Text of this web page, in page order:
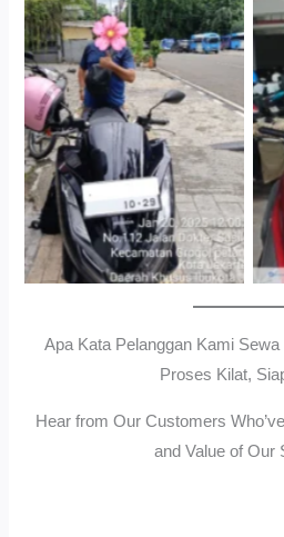
Antar Jemput Kendaraan
Apa Kata Pelanggan Kami
Proses Kilat,
Hear from Our Customers
and Value of Our